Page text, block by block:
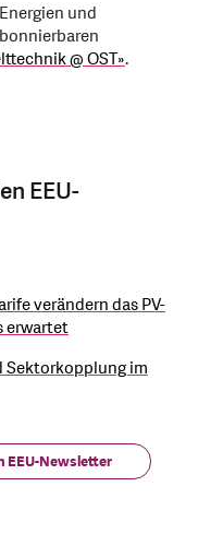
und
@ OST».
EEU-
verändern das PV-
erwartet
Sektorkopplung im
EEU-Newsletter